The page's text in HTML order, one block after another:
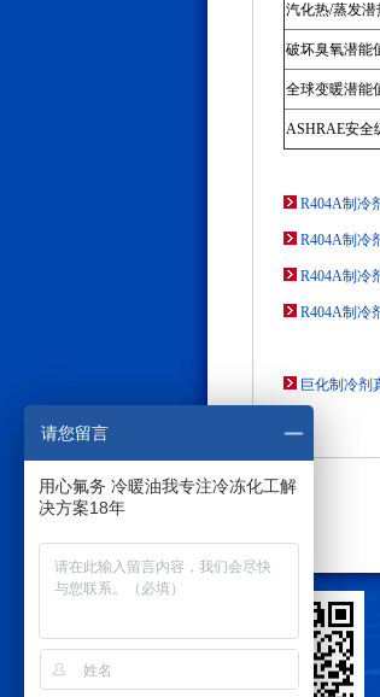
汽化热/蒸发潜
破坏臭氧潜能
全球变暖潜能
ASHRAE安全
R404A制冷
R404A制冷
R404A制冷
R404A制冷
巨化制冷剂
请您留言
用心氟务 冷暖油我专注冷冻化工解
决方案18年